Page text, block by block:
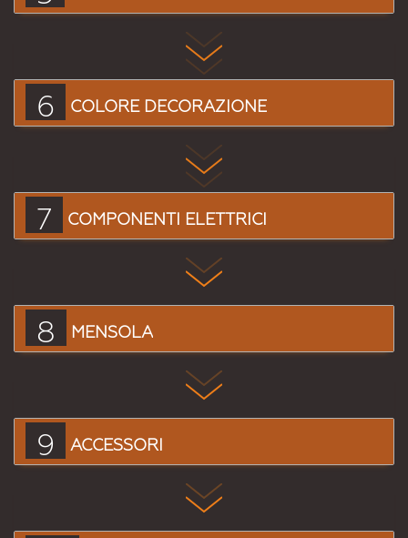
6 COLORE DECORAZIONE
7 COMPONENTI ELETTRICI
8 MENSOLA
9 ACCESSORI